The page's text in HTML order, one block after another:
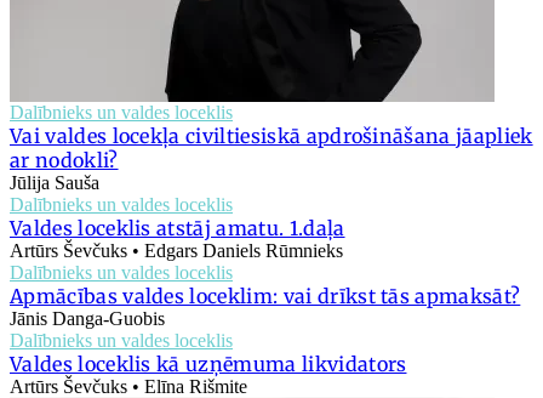
Dalībnieks un valdes loceklis
Vai valdes locekļa civiltiesiskā apdrošināšana jāapliek
ar nodokli?
Jūlija Sauša
Dalībnieks un valdes loceklis
Valdes loceklis atstāj amatu. 1.daļa
Artūrs Ševčuks • Edgars Daniels Rūmnieks
Dalībnieks un valdes loceklis
Apmācības valdes loceklim: vai drīkst tās apmaksāt?
Jānis Danga-Guobis
Dalībnieks un valdes loceklis
Valdes loceklis kā uzņēmuma likvidators
Artūrs Ševčuks • Elīna Rišmite